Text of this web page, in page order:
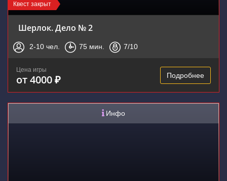
Квест закрыт
Шерлок. Дело № 2
2-10 чел. 75 мин. 7/10
Цена игры
от 4000 ₽ Подробнее
Инфо